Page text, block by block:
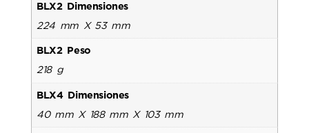
BLX2 Dimensiones
224 mm X 53 mm
BLX2 Peso
218 g
BLX4 Dimensiones
40 mm X 188 mm X 103 mm